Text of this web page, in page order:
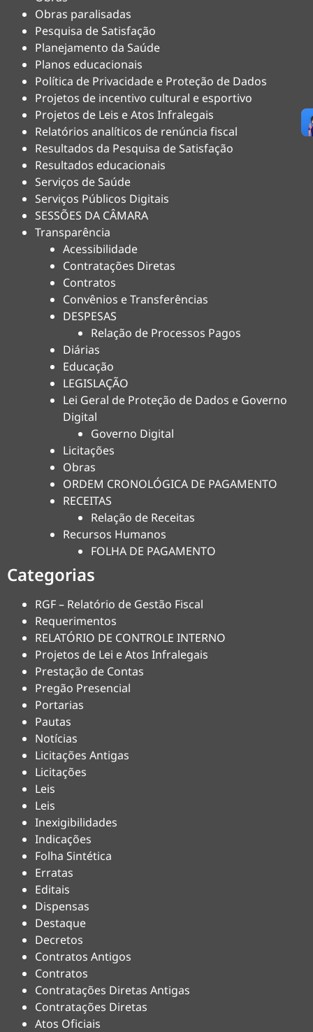
Obras paralisadas
Pesquisa de Satisfação
Planejamento da Saúde
Planos educacionais
Política de Privacidade e Proteção de Dados
Projetos de incentivo cultural e esportivo
Projetos de Leis e Atos Infralegais
Relatórios analíticos de renúncia fiscal
Resultados da Pesquisa de Satisfação
Resultados educacionais
Serviços de Saúde
Serviços Públicos Digitais
SESSÕES DA CÂMARA
Transparência
Acessibilidade
Contratações Diretas
Contratos
Convênios e Transferências
DESPESAS
Relação de Processos Pagos
Diárias
Educação
LEGISLAÇÃO
Lei Geral de Proteção de Dados e Governo
Digital
Governo Digital
Licitações
Obras
ORDEM CRONOLÓGICA DE PAGAMENTO
RECEITAS
Relação de Receitas
Recursos Humanos
FOLHA DE PAGAMENTO
Categorias
RGF – Relatório de Gestão Fiscal
Requerimentos
RELATÓRIO DE CONTROLE INTERNO
Projetos de Lei e Atos Infralegais
Prestação de Contas
Pregão Presencial
Portarias
Pautas
Notícias
Licitações Antigas
Licitações
Leis
Leis
Inexigibilidades
Indicações
Folha Sintética
Erratas
Editais
Dispensas
Destaque
Decretos
Contratos Antigos
Contratos
Contratações Diretas Antigas
Contratações Diretas
Atos Oficiais